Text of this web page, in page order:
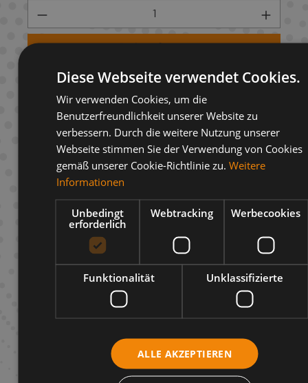
Preis anfragen
AUF ANFRAGELISTE
Beschreibung
Infos zum Hersteller
Diese Webseite verwendet Cookies.
Wir verwenden Cookies, um die
Benutzerfreundlichkeit unserer Website zu
verbessern. Durch die weitere Nutzung unserer
Webseite stimmen Sie der Verwendung von Cookies
gemäß unserer Cookie-Richtlinie zu. Weitere
Informationen
Unbedingt
erforderlich
Webtracking Werbecookies
Funktionalität Unklassifizierte
ALLE AKZEPTIEREN